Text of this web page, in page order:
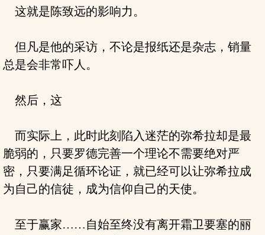
这就是陈致远的影响力。
但凡是他的采访，不论是报纸还是杂志，销量
总是会非常吓人。
然后，这
而实际上，此时此刻陷入迷茫的弥希拉却是最
脆弱的，只要罗德完善一个理论不需要绝对严
密，只要满足循环论证，就已经可以让弥希拉成
为自己的信徒，成为信仰自己的天使。
至于赢家……自始至终没有离开霜卫要塞的丽